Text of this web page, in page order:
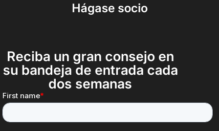
Hágase socio
Reciba un gran consejo en
su bandeja de entrada cada
dos semanas